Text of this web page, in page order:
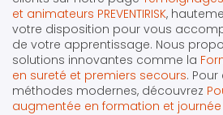
et animateurs PREVENTIRISK,
votre disposition pour vous
de votre apprentissage. Nous
solutions innovantes comme la
en sureté et premiers secours.
méthodes modernes, découvrez
augmentée en formation et journée